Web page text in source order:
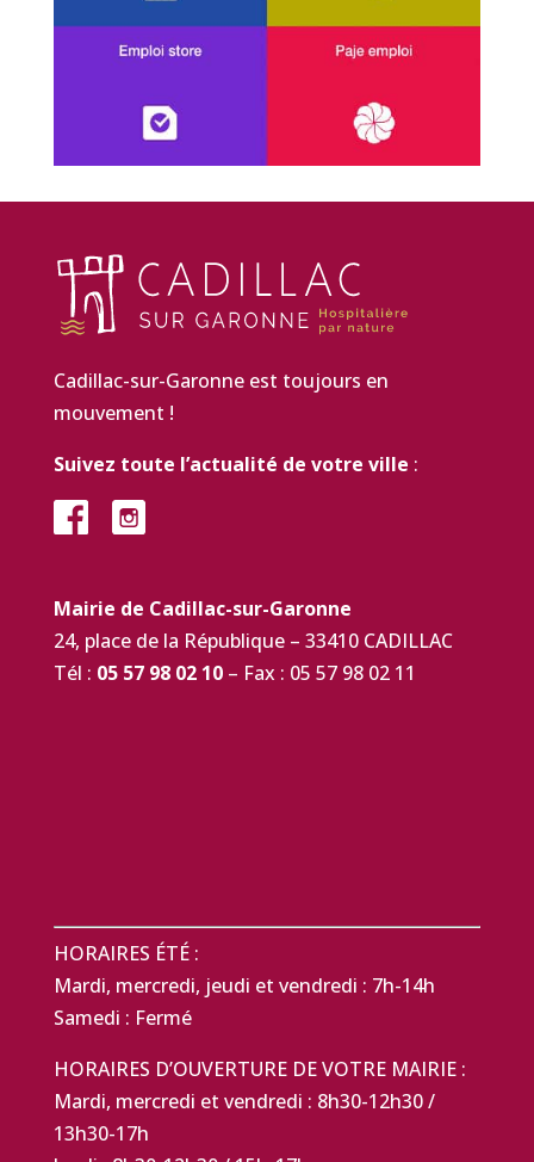
Cadillac-sur-Garonne est toujours en
mouvement !
Suivez toute l’actualité de votre ville :
Mairie de Cadillac-sur-Garonne
24, place de la République – 33410 CADILLAC
Tél : 05 57 98 02 10– Fax : 05 57 98 02 11
HORAIRES ÉTÉ :
Mardi, mercredi, jeudi et vendredi : 7h-14h
Samedi : Fermé
HORAIRES D’OUVERTURE DE VOTRE MAIRIE :
Mardi, mercredi et vendredi : 8h30-12h30 /
13h30-17h